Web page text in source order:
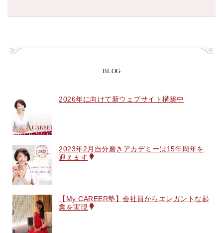
BLOG
2026年に向けて新ウェブサイト構築中
2023年2月自分磨きアカデミーは15年周年を
迎えます
【My CAREER塾】会社員からエレガントな起
業を実現